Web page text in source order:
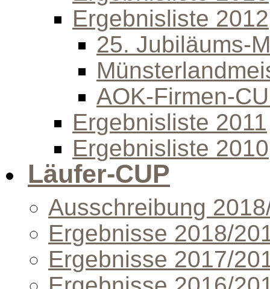
Ergebnisliste 2012
25. Jubiläums-
AOK-Firmen-
Ergebnisliste 2011
Ergebnisliste 2010
Läufer-CUP
Ausschreibung
Ergebnisse 2018/
Ergebnisse 2017/